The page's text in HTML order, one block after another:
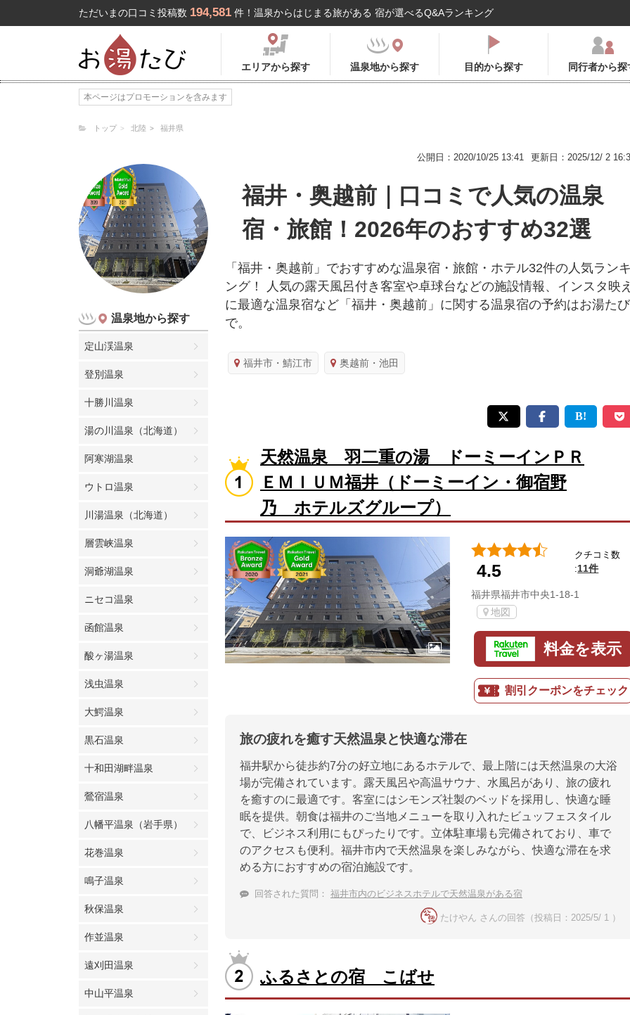
ただいまの口コミ投稿数 194,581 件！温泉からはじまる旅がある 宿が選べるQ&Aランキング
エリアから探す 温泉地から探す 目的から探す 同行者から探
本ページはプロモーションを含みます
トップ 北陸 福井県
公開日：2020/10/25 13:41 更新日：2025/12/ 2
温泉地から探す
定山渓温泉
登別温泉
十勝川温泉
湯の川温泉（北海道）
阿寒湖温泉
ウトロ温泉
川湯温泉（北海道）
層雲峡温泉
洞爺湖温泉
ニセコ温泉
函館温泉
酸ヶ湯温泉
浅虫温泉
大鰐温泉
黒石温泉
十和田湖畔温泉
鶯宿温泉
八幡平温泉（岩手県）
花巻温泉
鳴子温泉
秋保温泉
作並温泉
遠刈田温泉
中山平温泉
福井・奥越前｜口コミで人気の温泉
宿・旅館！2026年のおすすめ32選
「福井・奥越前」でおすすめな温泉宿・旅館・ホテル32件の人気ラン
ング！ 人気の露天風呂付き客室や卓球台などの施設情報、インスタ映
に最適な温泉宿など「福井・奥越前」に関する温泉宿の予約はお湯たび
で。
福井市・鯖江市 奥越前・池田
天然温泉 羽二重の湯 ドーミーインＰＲ
ＥＭＩＵＭ福井（ドーミーイン・御宿野
乃 ホテルズグループ）
4.5
クチコミ数
:11件
福井県福井市中央1-18-1
地図
料金を表示
割引クーポンをチェック
旅の疲れを癒す天然温泉と快適な滞在
福井駅から徒歩約7分の好立地にあるホテルで、最上階には天然温泉の大浴
場が完備されています。露天風呂や高温サウナ、水風呂があり、旅の疲れ
を癒すのに最適です。客室にはシモンズ社製のベッドを採用し、快適な睡
眠を提供。朝食は福井のご当地メニューを取り入れたビュッフェスタイル
で、ビジネス利用にもぴったりです。立体駐車場も完備されており、車で
のアクセスも便利。福井市内で天然温泉を楽しみながら、快適な滞在を求
める方におすすめの宿泊施設です。
回答された質問： 福井市内のビジネスホテルで天然温泉がある宿
たけやん さんの回答（投稿日：2025/5/ 1 ）
ふるさとの宿 こばせ